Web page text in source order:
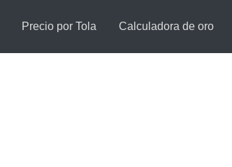
Precio por Tola Calculadora de oro